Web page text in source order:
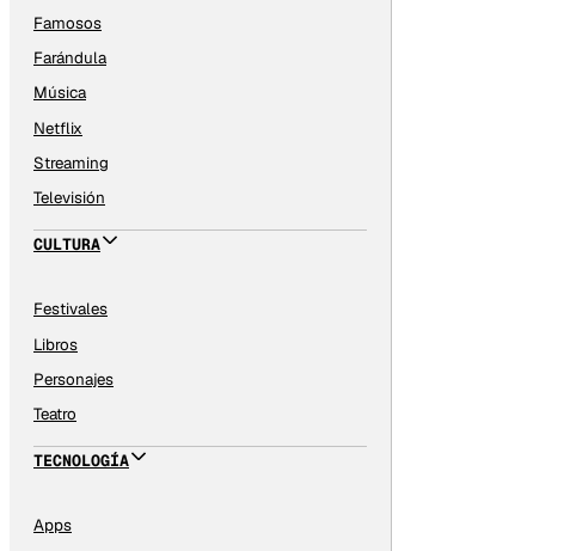
Famosos
Farándula
Música
Netflix
Streaming
Televisión
CULTURA
Festivales
Libros
Personajes
Teatro
TECNOLOGÍA
Apps